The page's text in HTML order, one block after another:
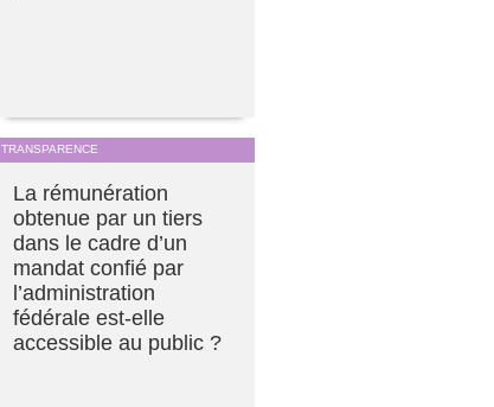
TRANSPARENCE
La rémunération
obtenue par un tiers
dans le cadre d’un
mandat confié par
l’administration
fédérale est-elle
accessible au public ?